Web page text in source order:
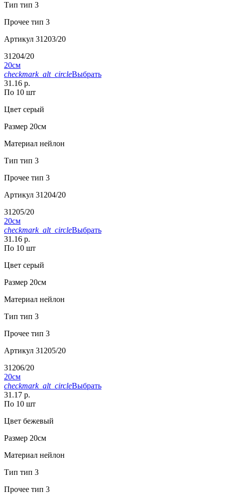
Тип тип 3
Прочее тип 3
Артикул 31203/20
31204/20
20см
checkmark_alt_circleВыбрать
31.16 р.
По 10 шт
Цвет серый
Размер 20см
Материал нейлон
Тип тип 3
Прочее тип 3
Артикул 31204/20
31205/20
20см
checkmark_alt_circleВыбрать
31.16 р.
По 10 шт
Цвет серый
Размер 20см
Материал нейлон
Тип тип 3
Прочее тип 3
Артикул 31205/20
31206/20
20см
checkmark_alt_circleВыбрать
31.17 р.
По 10 шт
Цвет бежевый
Размер 20см
Материал нейлон
Тип тип 3
Прочее тип 3